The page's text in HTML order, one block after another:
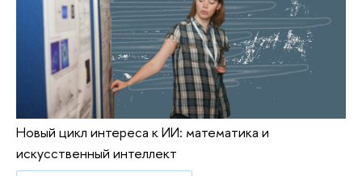
Новый цикл интереса к ИИ: математика и
искусственный интеллект